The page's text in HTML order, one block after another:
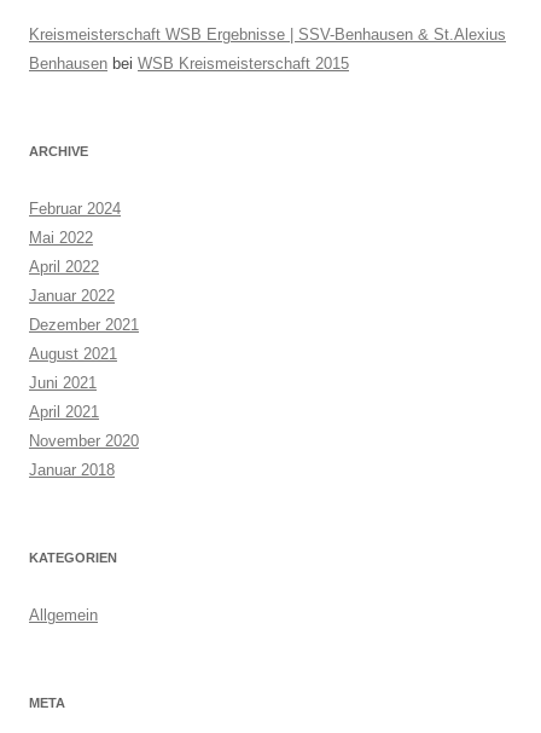
Kreismeisterschaft WSB Ergebnisse | SSV-Benhausen & St.Alexius
Benhausen bei WSB Kreismeisterschaft 2015
ARCHIVE
Februar 2024
Mai 2022
April 2022
Januar 2022
Dezember 2021
August 2021
Juni 2021
April 2021
November 2020
Januar 2018
KATEGORIEN
Allgemein
META